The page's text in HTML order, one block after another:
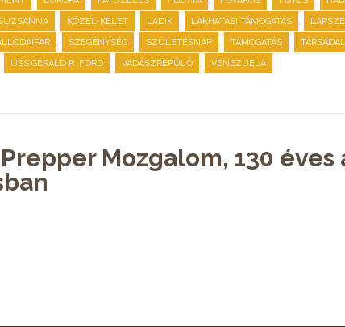
, KÖZEL-KELET , LADIK , LAKHATÁSI TÁMOGATÁS ,
, SZEGÉNYSÉG , SZÜLETÉSNAP , TÁMOGATÁS ,
USS GERALD R. FORD , VADÁSZREPÜLŐ , VENEZUELA
Mozgalom, 130 éves